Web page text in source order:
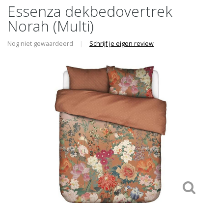
Essenza dekbedovertrek
Norah (Multi)
Nog niet gewaardeerd | Schrijf je eigen review